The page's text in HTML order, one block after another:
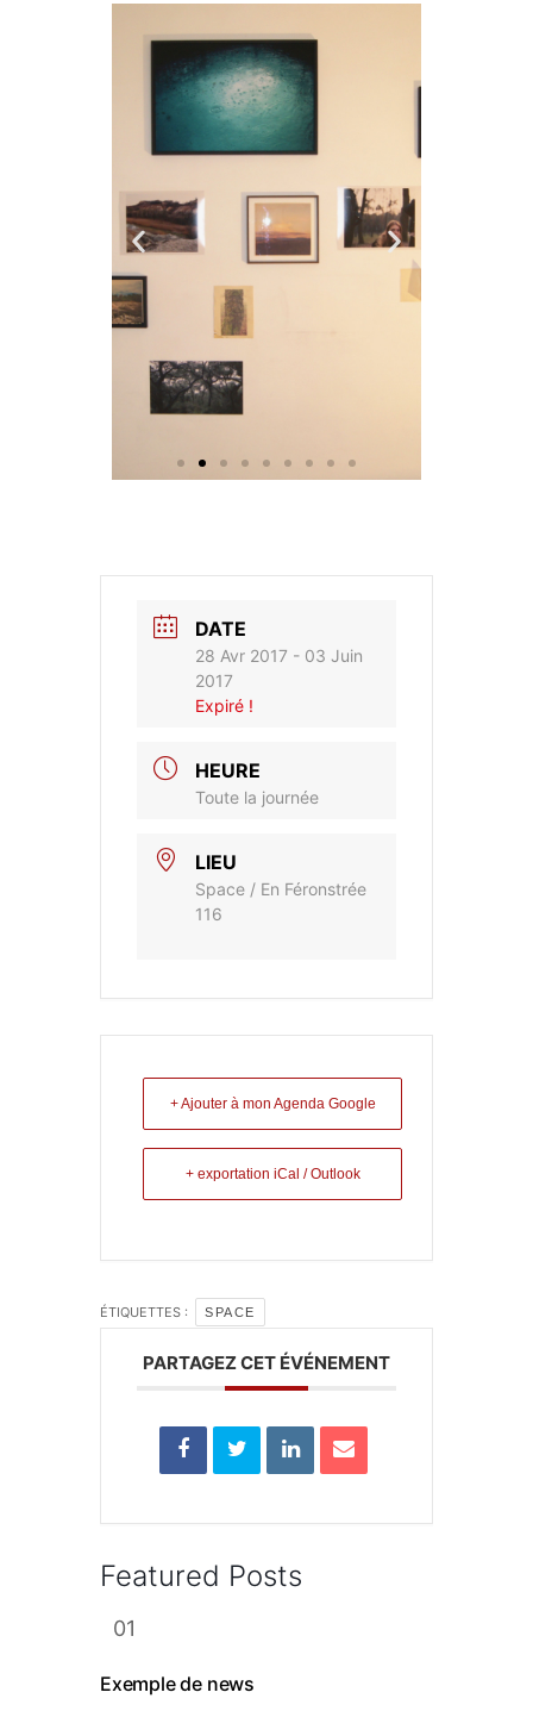
DATE
28 Avr 2017 - 03 Juin
2017
Expiré !
HEURE
Toute la journée
LIEU
Space / En Féronstrée
116
+ Ajouter à mon Agenda Google
+ exportation iCal / Outlook
ÉTIQUETTES : SPACE
PARTAGEZ CET ÉVÉNEMENT
Featured Posts
Exemple de news